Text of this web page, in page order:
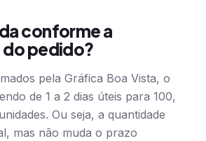
conforme a
pedido?
pela Gráfica Boa Vista, o
de 1 a 2 dias úteis para 100,
Ou seja, a quantidade
mas não muda o prazo